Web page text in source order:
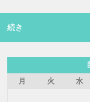
続き
月
火 水